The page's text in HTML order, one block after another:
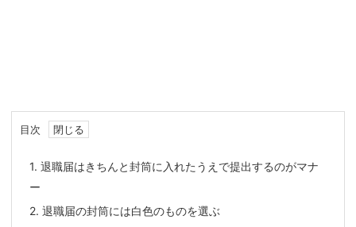
目次
1. 退職届はきちんと封筒に入れたうえで提出するのがマナ
ー
2. 退職届の封筒には白色のものを選ぶ